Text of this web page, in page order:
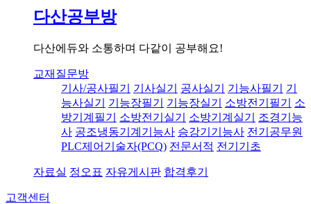
다산공부방
다산에듀와 소통하며 다같이 공부해요!
교재질문방
기사/공사필기
기사실기 공사실기 기능사필기
기
능사실기
기능장필기 기능장실기 소방전기필기
소
방기계필기
소방전기실기 소방기계실기
조경기능
사 공조냉동기계기능사 승강기기능사 전기공무원
PLC제어기술자(PCQ) 전문서적 전기기초
자료실 정오표 자유게시판 합격후기
고객센터